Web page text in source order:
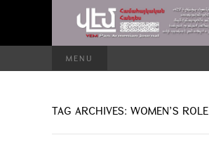
MENU
TAG ARCHIVES: WOMEN’S ROLE